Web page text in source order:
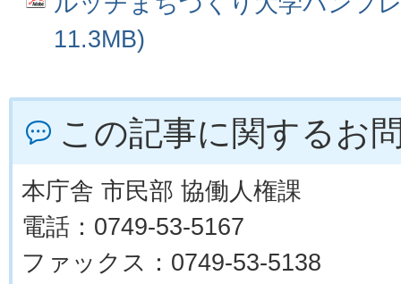
11.3MB)
この記事に関するお
本庁舎 市民部 協働人権課
電話：0749-53-5167
ファックス：0749-53-5138